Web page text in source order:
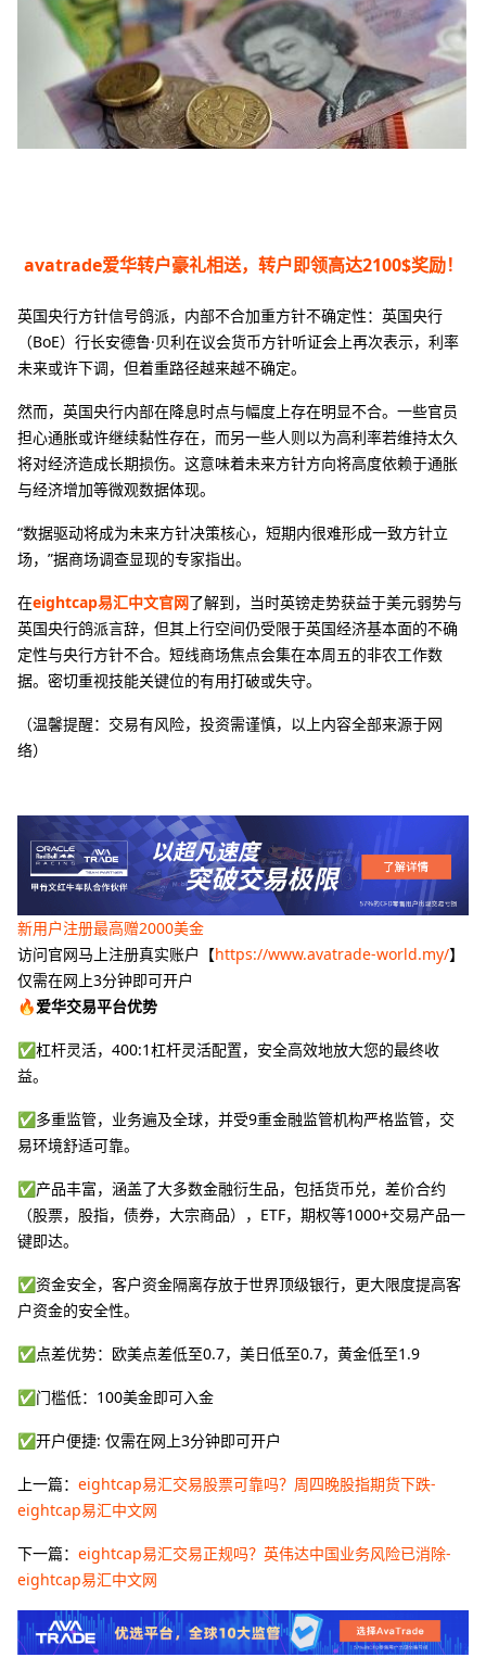
avatrade爱华转户豪礼相送，转户即领高达2100$奖励！
英国央行方针信号鸽派，内部不合加重方针不确定性：英国央行
（BoE）行长安德鲁·贝利在议会货币方针听证会上再次表示，利率
未来或许下调，但着重路径越来越不确定。
然而，英国央行内部在降息时点与幅度上存在明显不合。一些官员
担心通胀或许继续黏性存在，而另一些人则以为高利率若维持太久
将对经济造成长期损伤。这意味着未来方针方向将高度依赖于通胀
与经济增加等微观数据体现。
“数据驱动将成为未来方针决策核心，短期内很难形成一致方针立
场，”据商场调查显现的专家指出。
在eightcap易汇中文官网了解到，当时英镑走势获益于美元弱势与
英国央行鸽派言辞，但其上行空间仍受限于英国经济基本面的不确
定性与央行方针不合。短线商场焦点会集在本周五的非农工作数
据。密切重视技能关键位的有用打破或失守。
（温馨提醒：交易有风险，投资需谨慎，以上内容全部来源于网
络）
新用户注册最高赠2000美金
访问官网马上注册真实账户【https://www.avatrade-world.my/】
仅需在网上3分钟即可开户
🔥爱华交易平台优势
✅杠杆灵活，400:1杠杆灵活配置，安全高效地放大您的最终收
益。
✅多重监管，业务遍及全球，并受9重金融监管机构严格监管，交
易环境舒适可靠。
✅产品丰富，涵盖了大多数金融衍生品，包括货币兑，差价合约
（股票，股指，债券，大宗商品），ETF，期权等1000+交易产品一
键即达。
✅资金安全，客户资金隔离存放于世界顶级银行，更大限度提高客
户资金的安全性。
✅点差优势：欧美点差低至0.7，美日低至0.7，黄金低至1.9
✅门槛低：100美金即可入金
✅开户便捷: 仅需在网上3分钟即可开户
上一篇： eightcap易汇交易股票可靠吗？周四晚股指期货下跌-
eightcap易汇中文网
下一篇： eightcap易汇交易正规吗？英伟达中国业务风险已消除-
eightcap易汇中文网